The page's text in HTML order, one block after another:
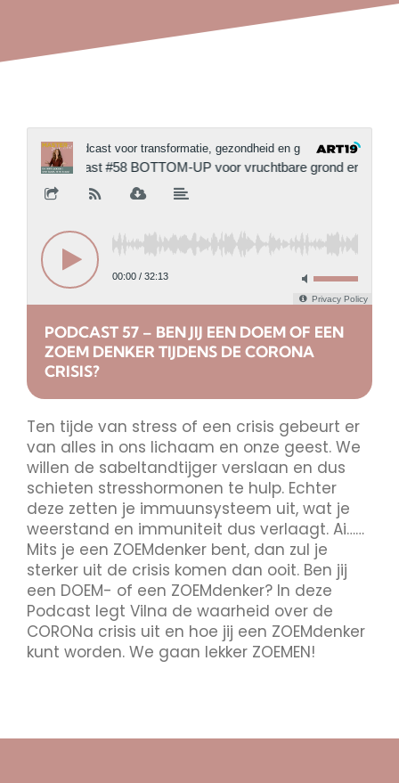
Ten tijde van stress of een crisis gebeurt er
van alles in ons lichaam en onze geest. We
willen de sabeltandtijger verslaan en dus
schieten stresshormonen te hulp. Echter
deze zetten je immuunsysteem uit, wat je
weerstand en immuniteit dus verlaagt. Ai……
Mits je een ZOEMdenker bent, dan zul je
sterker uit de crisis komen dan ooit. Ben jij
een DOEM- of een ZOEMdenker? In deze
Podcast legt Vilna de waarheid over de
CORONa crisis uit en hoe jij een ZOEMdenker
kunt worden. We gaan lekker ZOEMEN!
PODCAST 57 – BEN JIJ EEN DOEM OF EEN
ZOEM DENKER TIJDENS DE CORONA
CRISIS?